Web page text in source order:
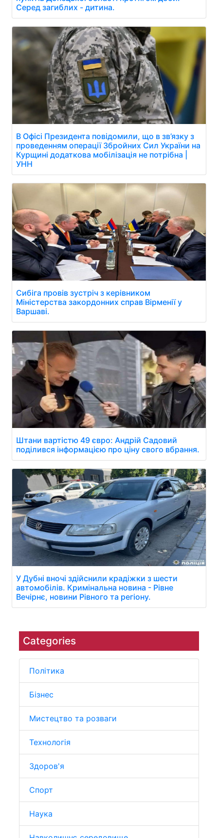
Categories
Політика
Бізнес
Мистецтво та розваги
Технологія
Здоров'я
Спорт
Наука
Серед загиблих - дитина.
В Офісі Президента повідомили, що в зв’язку з
проведенням операції Збройних Сил України на
Курщині додаткова мобілізація не потрібна |
УНН
Сибіга провів зустріч з керівником
Міністерства закордонних справ Вірменії у
Варшаві.
Штани вартістю 49 євро: Андрій Садовий
поділився інформацією про ціну свого вбрання.
У Дубні вночі здійснили крадіжки з шести
автомобілів. Кримінальна новина - Рівне
Вечірнє, новини Рівного та регіону.